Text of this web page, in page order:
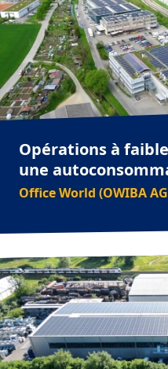
Opérations à
une
Office World (OWIBA